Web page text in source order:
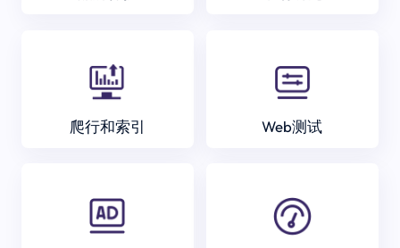
爬行和索引 Web测试